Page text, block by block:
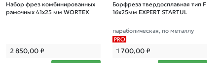
Набор фрез комбинированных
рамочных 41х25 мм WORTEX
2 850,00₽
Борфреза твердосплавная тип F
16x25мм EXPERT STARTUL
параболическая, по металлу
1 700,00₽